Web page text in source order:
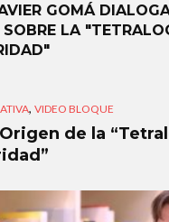
GOMÁ
LA
, VIDEO BLOQUE
Origen de la